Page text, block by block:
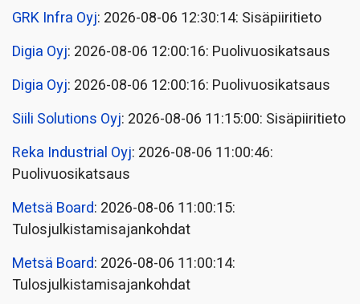
GRK Infra Oyj: 2026-08-06 12:30:14: Sisäpiiritieto
Digia Oyj: 2026-08-06 12:00:16: Puolivuosikatsaus
Digia Oyj: 2026-08-06 12:00:16: Puolivuosikatsaus
Siili Solutions Oyj: 2026-08-06 11:15:00: Sisäpiiritieto
Reka Industrial Oyj: 2026-08-06 11:00:46:
Puolivuosikatsaus
Metsä Board: 2026-08-06 11:00:15:
Tulosjulkistamisajankohdat
Metsä Board: 2026-08-06 11:00:14:
Tulosjulkistamisajankohdat